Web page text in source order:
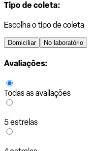
Tipo de coleta:
Escolha o tipo de coleta
Domiciliar No laboratório
Avaliações:
Todas as avaliações
5 estrelas